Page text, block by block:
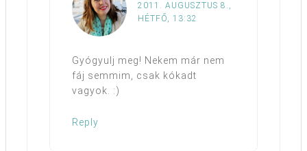
2011. AUGUSZTUS 8.,
HÉTFŐ, 13:32
Gyógyulj meg! Nekem már nem
fáj semmim, csak kókadt
vagyok. :)
Reply